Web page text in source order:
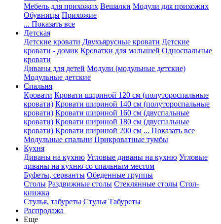
Мебель для прихожих Вешалки Модули для прихожих
Обувницы Прихожие
... Показать все
Детская
Детские кровати Двухъярусные кровати Детские
кровати - домик Кроватки для малышей Односпальные
кровати
Диваны для детей Модули (модульные детские)
Модульные детские
Спальня
Кровати Кровати шириной 120 см (полутороспальные
кровати) Кровати шириной 140 см (полутороспальные
кровати) Кровати шириной 160 см (двуспальные
кровати) Кровати шириной 180 см (двуспальные
кровати) Кровати шириной 200 см ... Показать все
Модульные спальни Прикроватные тумбы
Кухня
Диваны на кухню Угловые диваны на кухню Угловые
диваны на кухню со спальным местом
Буфеты, серванты Обеденные группы
Столы Раздвижные столы Стеклянные столы Стол-
книжка
Стулья, табуреты Стулья Табуреты
Распродажа
Еще